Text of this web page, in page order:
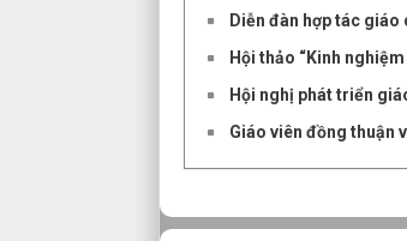
Diễn đàn hợp tác
Hội thảo “Kinh
Hội nghị phát triển
Giáo viên đồng thuận